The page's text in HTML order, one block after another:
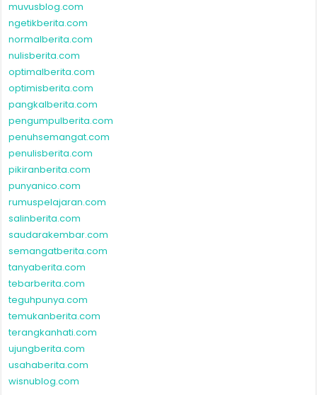
muvusblog.com
ngetikberita.com
normalberita.com
nulisberita.com
optimalberita.com
optimisberita.com
pangkalberita.com
pengumpulberita.com
penuhsemangat.com
penulisberita.com
pikiranberita.com
punyanico.com
rumuspelajaran.com
salinberita.com
saudarakembar.com
semangatberita.com
tanyaberita.com
tebarberita.com
teguhpunya.com
temukanberita.com
terangkanhati.com
ujungberita.com
usahaberita.com
wisnublog.com